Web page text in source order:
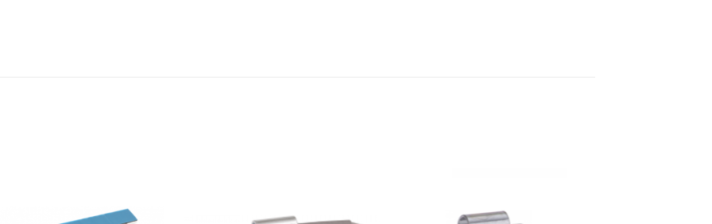
στην λίστα
επιθυμιών
επιθυμιών